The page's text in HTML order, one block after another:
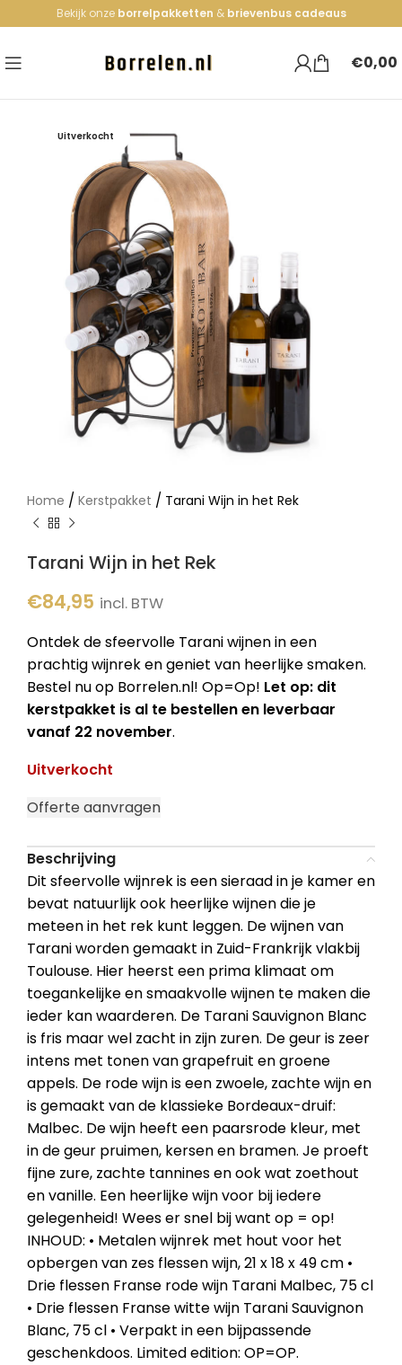
Bekijk onze borrelpakketten & brievenbus cadeaus
€0,00
Uitverkocht
Home / Kerstpakket / Tarani Wijn in het Rek
Tarani Wijn in het Rek
€84,95 incl. BTW
Ontdek de sfeervolle Tarani wijnen in een
prachtig wijnrek en geniet van heerlijke smaken.
Bestel nu op Borrelen.nl! Op=Op! Let op: dit
kerstpakket is al te bestellen en leverbaar
vanaf 22 november.
Uitverkocht
Offerte aanvragen
Beschrijving
Dit sfeervolle wijnrek is een sieraad in je kamer en
bevat natuurlijk ook heerlijke wijnen die je
meteen in het rek kunt leggen. De wijnen van
Tarani worden gemaakt in Zuid-Frankrijk vlakbij
Toulouse. Hier heerst een prima klimaat om
toegankelijke en smaakvolle wijnen te maken die
ieder kan waarderen. De Tarani Sauvignon Blanc
is fris maar wel zacht in zijn zuren. De geur is zeer
intens met tonen van grapefruit en groene
appels. De rode wijn is een zwoele, zachte wijn en
is gemaakt van de klassieke Bordeaux-druif:
Malbec. De wijn heeft een paarsrode kleur, met
in de geur pruimen, kersen en bramen. Je proeft
fijne zure, zachte tannines en ook wat zoethout
en vanille. Een heerlijke wijn voor bij iedere
gelegenheid! Wees er snel bij want op = op!
INHOUD: • Metalen wijnrek met hout voor het
opbergen van zes flessen wijn, 21 x 18 x 49 cm •
Drie flessen Franse rode wijn Tarani Malbec, 75 cl
• Drie flessen Franse witte wijn Tarani Sauvignon
Blanc, 75 cl • Verpakt in een bijpassende
geschenkdoos. Limited edition: OP=OP.